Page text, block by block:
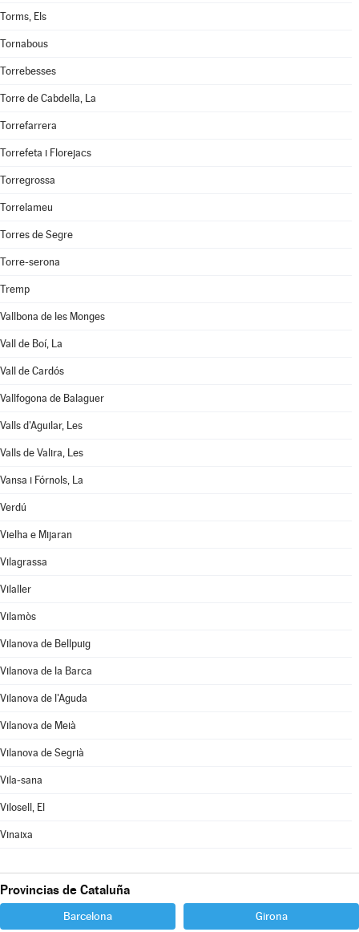
Torms, Els
Tornabous
Torrebesses
Torre de Cabdella, La
Torrefarrera
Torrefeta i Florejacs
Torregrossa
Torrelameu
Torres de Segre
Torre-serona
Tremp
Vallbona de les Monges
Vall de Boí, La
Vall de Cardós
Vallfogona de Balaguer
Valls d'Aguilar, Les
Valls de Valira, Les
Vansa i Fórnols, La
Verdú
Vielha e Mijaran
Vilagrassa
Vilaller
Vilamòs
Vilanova de Bellpuig
Vilanova de la Barca
Vilanova de l'Aguda
Vilanova de Meià
Vilanova de Segrià
Vila-sana
Vilosell, El
Vinaixa
Provincias de Cataluña
Barcelona Girona